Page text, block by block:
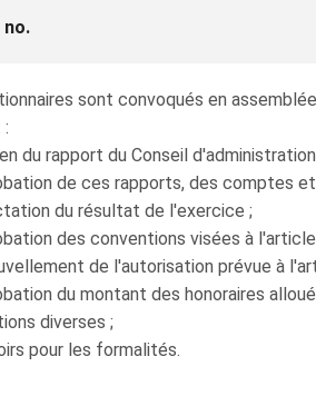
no.
sont convoqués en
du rapport du Conseil
de ces rapports, des comptes
du résultat de l'exercice ;
des conventions visées à
de l'autorisation prévue à
du montant des honoraires
diverses ;
pour les formalités.